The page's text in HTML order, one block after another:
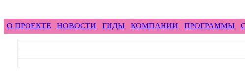
О ПРОЕКТЕ НОВОСТИ ГИДЫ КОМПАНИИ ПРОГРАММЫ